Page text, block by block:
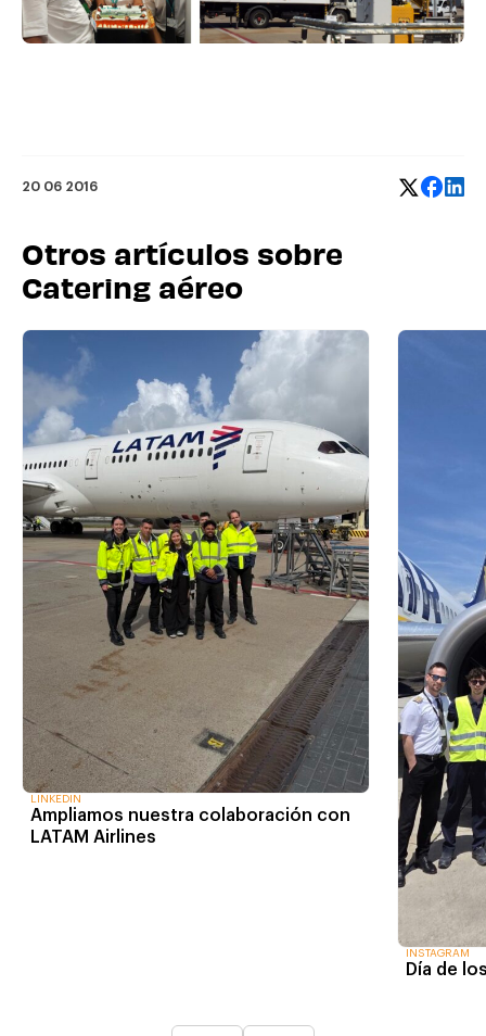
20 06 2016
Otros artículos sobre
Catering aéreo
LINKEDIN
Ampliamos nuestra colaboración con
LATAM Airlines
INSTAGRAM
Día de